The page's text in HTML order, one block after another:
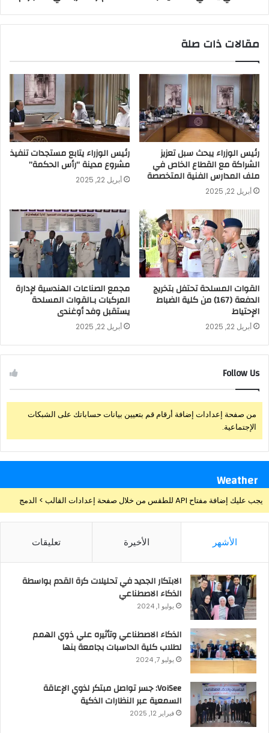
مقالات ذات صلة
رئيس الوزراء يبحث سبل تعزيز
الشراكة مع القطاع الخاص في
ملف المدارس الفنية المتخصصة
أبريل 22, 2025
رئيس الوزراء يتابع مستجدات تنفيذ
مشروع مدينة “رأس الحكمة”
أبريل 22, 2025
القوات المسلحة تحتفل بتخريج
الدفعة (167) من كلية الضباط
الإحتياط
أبريل 22, 2025
مجمع الصناعات الهندسية لإدارة
المركبات بـالقوات المسلحة
يستقبل وفد أوغندى
أبريل 22, 2025
Follow Us
من صفحة إعدادات إضافة أرقام قم بتعيين بيانات حساباتك على الشبكات
الإجتماعية.
Weather
يجب عليك إضافة مفتاح API للطقس من خلال صفحة إعدادات القالب > الدمج
الأشهر الأخيرة تعليقات
الابتكار الجديد في تحليلات كرة القدم بواسطة
الذكاء الاصطناعي
يوليو 1, 2024
الذكاء الاصطناعي وتأثيره علي ذوي الهمم
لطلاب كلية الحاسبات بجامعة بنها
يوليو 7, 2024
VoiSee: جسر تواصل مبتكر لذوي الإعاقة
السمعية عبر النظارات الذكية
فبراير 12, 2025